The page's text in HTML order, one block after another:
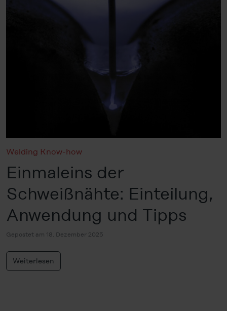
Welding Know-how
Einmaleins der
Schweißnähte: Einteilung,
Anwendung und Tipps
Gepostet am 18. Dezember 2025
Weiterlesen